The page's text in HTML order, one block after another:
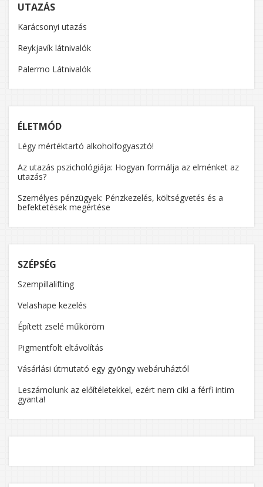
UTAZÁS
Karácsonyi utazás
Reykjavík látnivalók
Palermo Látnivalók
ÉLETMÓD
Légy mértéktartó alkoholfogyasztó!
Az utazás pszichológiája: Hogyan formálja az elménket az
utazás?
Személyes pénzügyek: Pénzkezelés, költségvetés és a
befektetések megértése
SZÉPSÉG
Szempillalifting
Velashape kezelés
Épített zselé műköröm
Pigmentfolt eltávolítás
Vásárlási útmutató egy gyöngy webáruháztól
Leszámolunk az előítéletekkel, ezért nem ciki a férfi intim
gyanta!